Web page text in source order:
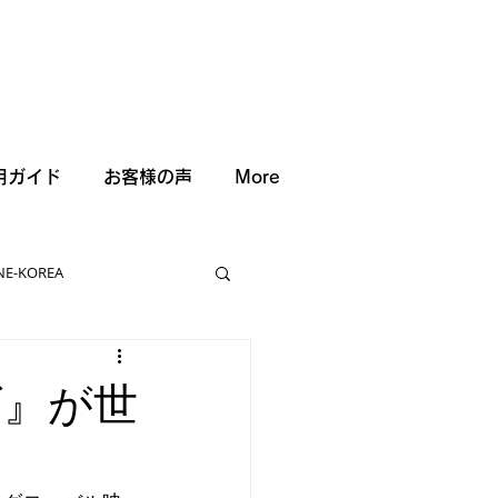
ガイド お客様の声 More
KOREA
が世